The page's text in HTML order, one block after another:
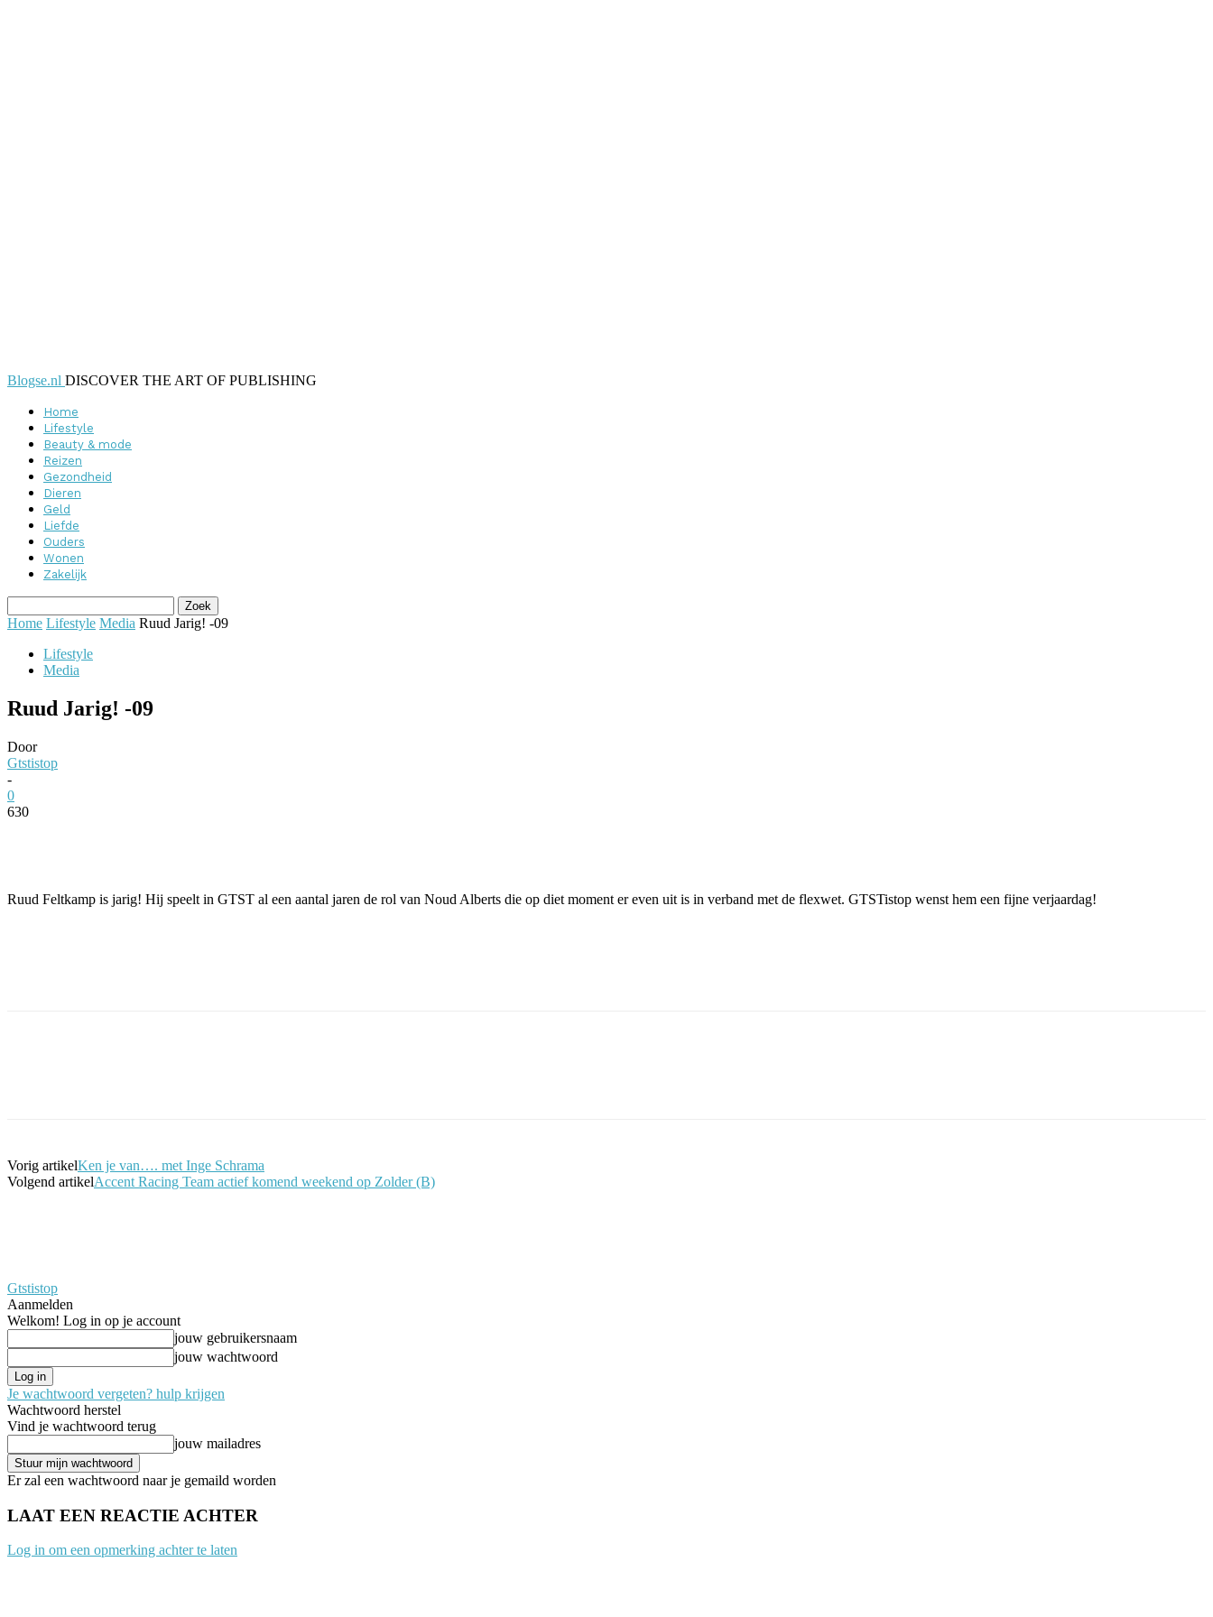
Blogse.nl DISCOVER THE ART OF PUBLISHING
Home
Lifestyle
Beauty & mode
Reizen
Gezondheid
Dieren
Geld
Liefde
Ouders
Wonen
Zakelijk
Home Lifestyle Media Ruud Jarig! -09
Lifestyle
Media
Ruud Jarig! -09
Door
Gtstistop
-
0
630
Ruud Feltkamp is jarig! Hij speelt in GTST al een aantal jaren de rol van Noud Alberts die op diet moment er even uit is in verband met de flexwet. GTSTistop wenst hem een fijne verjaardag!
Vorig artikelKen je van…. met Inge Schrama
Volgend artikelAccent Racing Team actief komend weekend op Zolder (B)
Gtstistop
Aanmelden
Welkom! Log in op je account
jouw gebruikersnaam
jouw wachtwoord
Je wachtwoord vergeten? hulp krijgen
Wachtwoord herstel
Vind je wachtwoord terug
jouw mailadres
Er zal een wachtwoord naar je gemaild worden
LAAT EEN REACTIE ACHTER
Log in om een opmerking achter te laten